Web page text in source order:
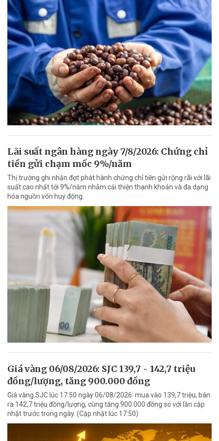
Lãi suất ngân hàng ngày 7/8/2026: Chứng chỉ
tiền gửi chạm mốc 9%/năm
Thị trường ghi nhận đợt phát hành chứng chỉ tiền gửi rộng rãi với lãi
suất cao nhất tới 9%/năm nhằm cải thiện thanh khoản và đa dạng
hóa nguồn vốn huy động.
Giá vàng 06/08/2026: SJC 139,7 - 142,7 triệu
đồng/lượng, tăng 900.000 đồng
Giá vàng SJC lúc 17:50 ngày 06/08/2026: mua vào 139,7 triệu, bán
ra 142,7 triệu đồng/lượng, cùng tăng 900.000 đồng so với lần cập
nhật trước trong ngày. (Cập nhật lúc 17:50)